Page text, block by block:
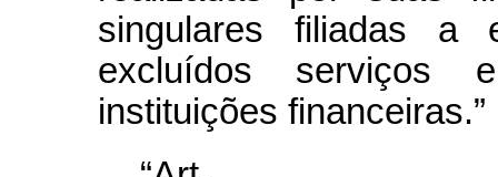
singulares filiadas a
excluídos serviços
instituições financeiras.”